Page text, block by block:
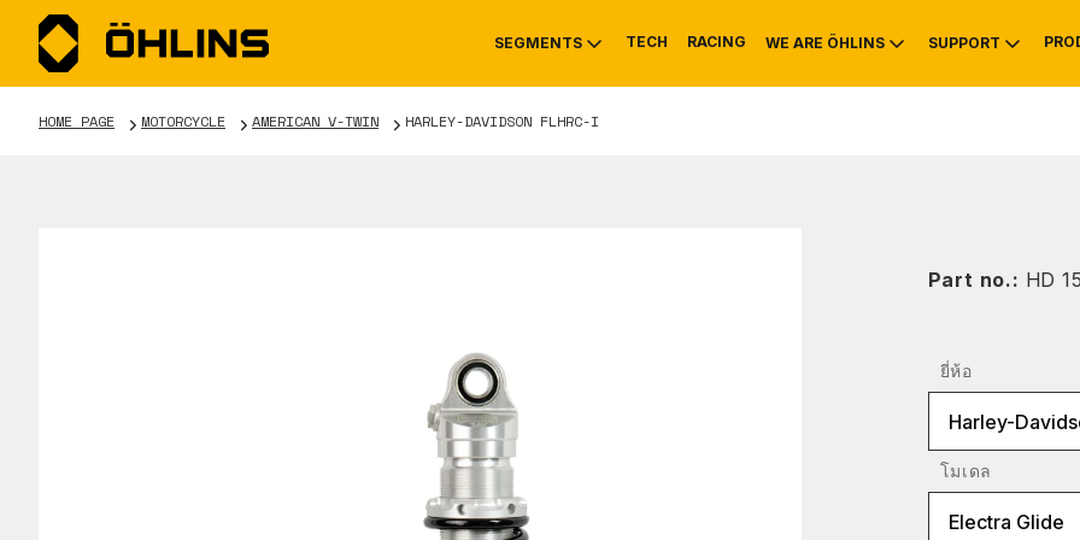
SEGMENTS
MOUNTAIN BIKE
TECH RACING WE ARE ÖHLINS
HISTORY
SUPPORT
SERVICE INFO &
HOME PAGE MOTORCYCLE AMERICAN V-TWIN HARLEY-DAVIDSON FLHRC-I
Part no.: HD
ยี่ห้อ
Harley-
โมเดล
Electra Glide